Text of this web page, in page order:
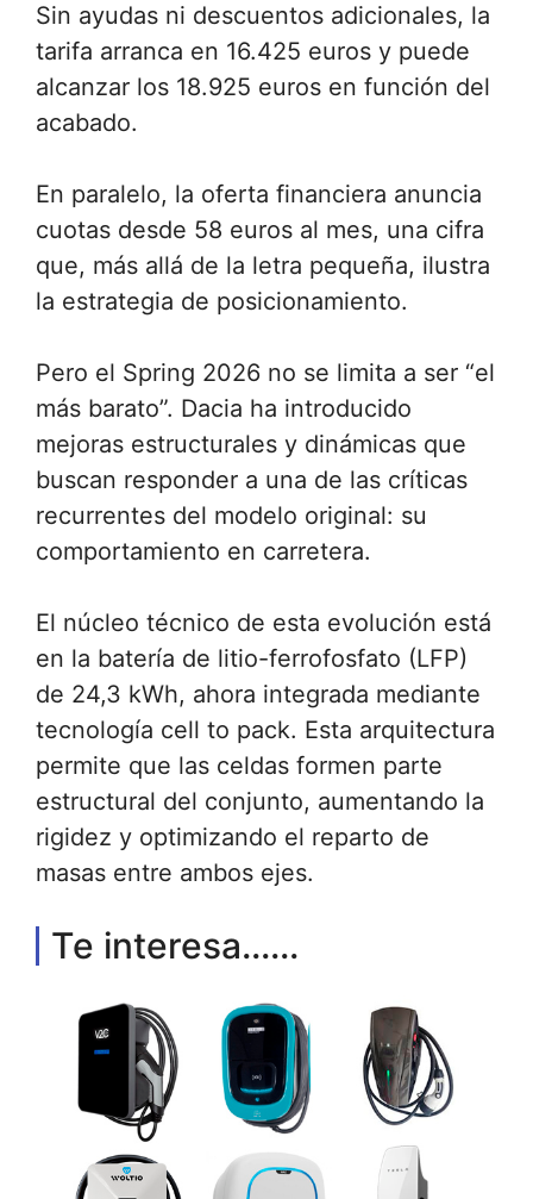
Sin ayudas ni descuentos adicionales, la
tarifa arranca en 16.425 euros y puede
alcanzar los 18.925 euros en función del
acabado.
En paralelo, la oferta financiera anuncia
cuotas desde 58 euros al mes, una cifra
que, más allá de la letra pequeña, ilustra
la estrategia de posicionamiento.
Pero el Spring 2026 no se limita a ser “el
más barato”. Dacia ha introducido
mejoras estructurales y dinámicas que
buscan responder a una de las críticas
recurrentes del modelo original: su
comportamiento en carretera.
El núcleo técnico de esta evolución está
en la batería de litio-ferrofosfato (LFP)
de 24,3 kWh, ahora integrada mediante
tecnología cell to pack. Esta arquitectura
permite que las celdas formen parte
estructural del conjunto, aumentando la
rigidez y optimizando el reparto de
masas entre ambos ejes.
Te interesa......